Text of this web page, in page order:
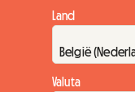
Land
Valuta